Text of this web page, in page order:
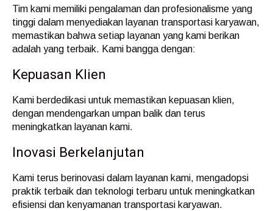
Tim kami memiliki pengalaman dan profesionalisme yang
tinggi dalam menyediakan layanan transportasi karyawan,
memastikan bahwa setiap layanan yang kami berikan
adalah yang terbaik. Kami bangga dengan:
Kepuasan Klien
Kami berdedikasi untuk memastikan kepuasan klien,
dengan mendengarkan umpan balik dan terus
meningkatkan layanan kami.
Inovasi Berkelanjutan
Kami terus berinovasi dalam layanan kami, mengadopsi
praktik terbaik dan teknologi terbaru untuk meningkatkan
efisiensi dan kenyamanan transportasi karyawan.